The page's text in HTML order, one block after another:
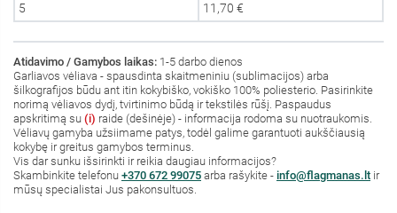
5
11,70 €
Atidavimo / Gamybos laikas: 1-5 darbo dienos
Garliavos vėliava - spausdinta skaitmeniniu (sublimacijos) arba
šilkografijos būdu ant itin kokybiško, vokiško 100% poliesterio. Pasirinkite
norimą vėliavos dydį, tvirtinimo būdą ir tekstilės rūšį. Paspaudus
apskritimą su (i) raide (dešinėje) - informacija rodoma su nuotraukomis.
Vėliavų gamyba užsiimame patys, todėl galime garantuoti aukščiausią
kokybę ir greitus gamybos terminus.
Vis dar sunku išsirinkti ir reikia daugiau informacijos?
Skambinkite telefonu +370 672 99075 arba rašykite - info@flagmanas.lt ir
mūsų specialistai Jus pakonsultuos.